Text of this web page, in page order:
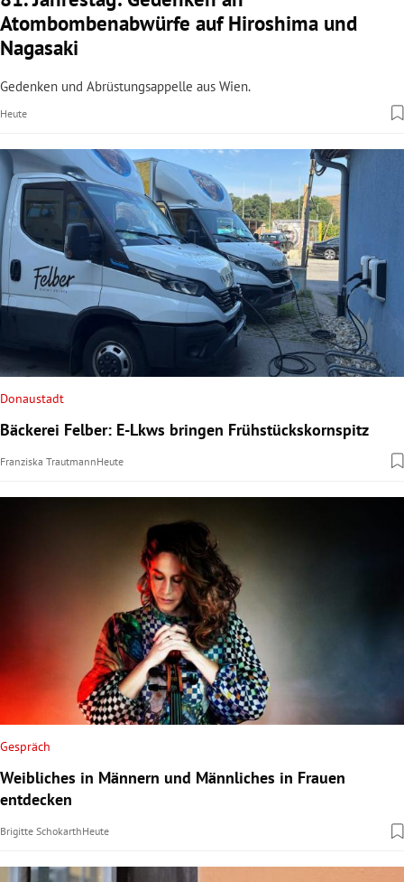
Atombombenabwürfe auf Hiroshima und
Nagasaki
Gedenken und Abrüstungsappelle aus Wien.
Heute
Donaustadt
Bäckerei Felber: E-Lkws bringen Frühstückskornspitz
Franziska TrautmannHeute
Gespräch
Weibliches in Männern und Männliches in Frauen
entdecken
Brigitte SchokarthHeute